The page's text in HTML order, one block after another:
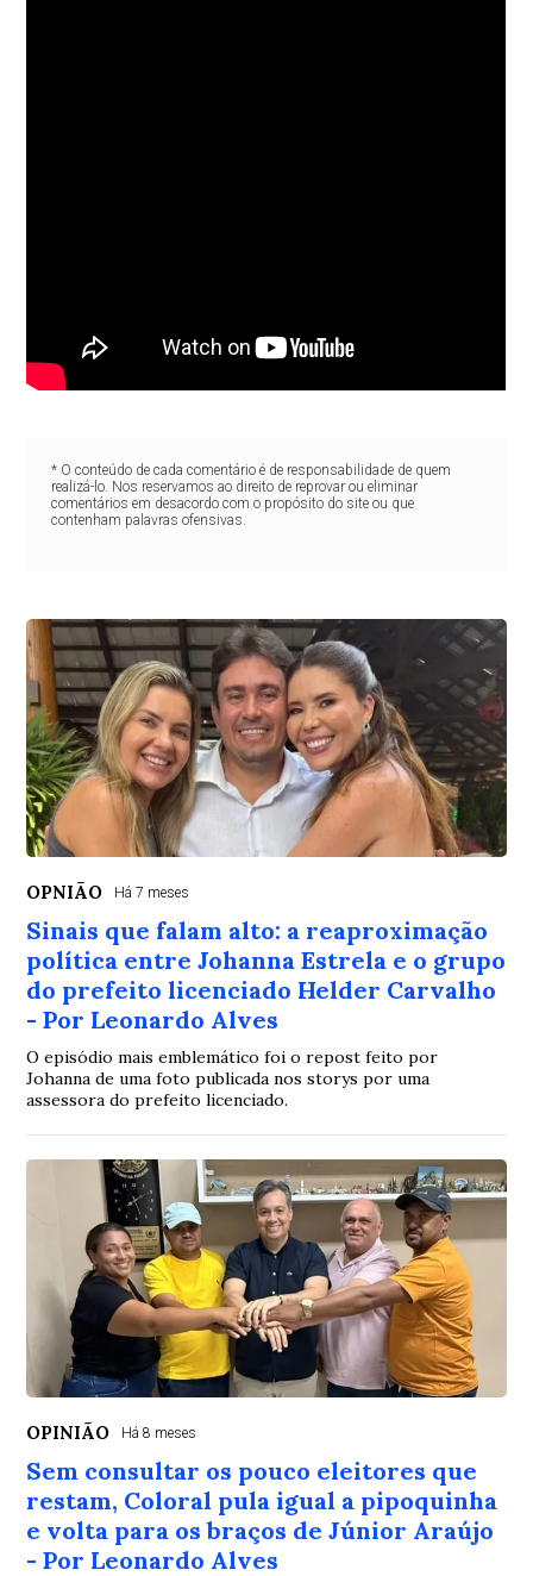
* O conteúdo de cada comentário é de responsabilidade de quem
realizá-lo. Nos reservamos ao direito de reprovar ou eliminar
comentários em desacordo com o propósito do site ou que
contenham palavras ofensivas.
OPNIÃO Há 7 meses
Sinais que falam alto: a reaproximação
política entre Johanna Estrela e o grupo
do prefeito licenciado Helder Carvalho
- Por Leonardo Alves
O episódio mais emblemático foi o repost feito por
Johanna de uma foto publicada nos storys por uma
assessora do prefeito licenciado.
OPINIÃO Há 8 meses
Sem consultar os pouco eleitores que
restam, Coloral pula igual a pipoquinha
e volta para os braços de Júnior Araújo
- Por Leonardo Alves